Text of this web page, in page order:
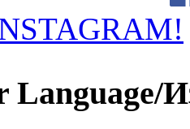
Language/